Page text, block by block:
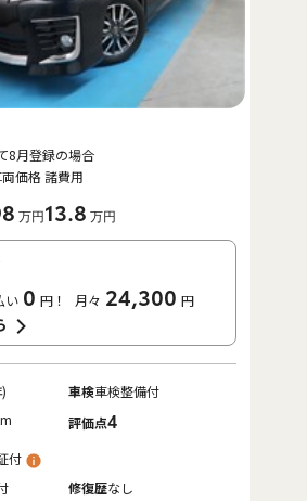
両価格
万円
諸費用
13.8 万円
8月登録の場合
い 0 円！ 月々 24,300 円
車検車検整備付
評価点4
付
修復歴なし